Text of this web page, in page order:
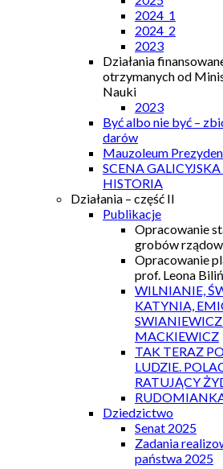
2024_1
2024_2
2023
Działania
otrzymanych od
Nauki
2023
Być albo nie być –
darów
Mauzoleum
SCENA
HISTORIA
Działania – część II
Publikacje
Opracowanie
grobów
Opracowanie
prof. Leona
WILNIANIE,
KATYNIA,
SWIANIEWICZ
MACKIEWICZ
TAK TERAZ
LUDZIE.
RATUJĄCY
Dziedzictwo
Senat 2025
Zadania
państwa 2025